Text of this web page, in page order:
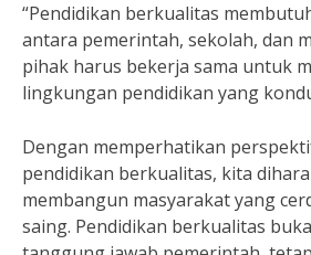
“Pendidikan berkualitas
antara pemerintah, sekolah, dan
pihak harus bekerja sama untuk
lingkungan pendidikan yang
Dengan memperhatikan
pendidikan berkualitas, kita
membangun masyarakat yang
saing. Pendidikan berkualitas